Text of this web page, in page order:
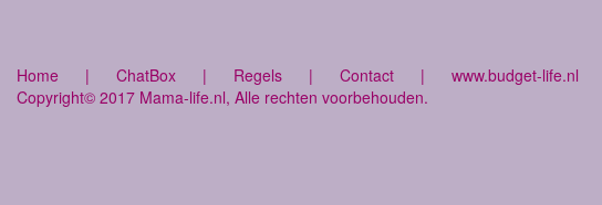
Home | ChatBox | Regels | Contact | www.budget-life.nl
Copyright© 2017 Mama-life.nl, Alle rechten voorbehouden.